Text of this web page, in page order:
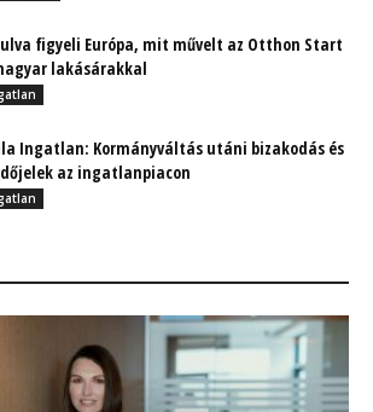
figyeli Európa, mit művelt az Otthon Start
lakásárakkal
Ingatlan: Kormányváltás utáni bizakodás és
az ingatlanpiacon